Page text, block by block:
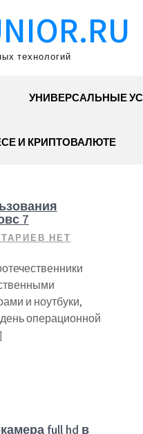
технологий
УНИВЕРСАЛЬНЫЕ
И КРИПТОВАЛЮТЕ
7
НЕТ
и ноутбуки,
операционной
full hd в